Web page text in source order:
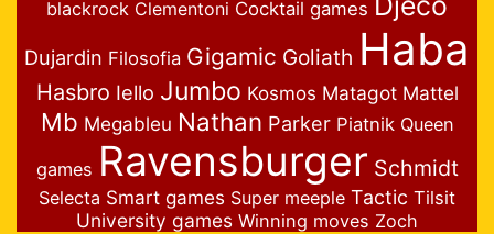
blackrock Clementoni Cocktail games
Dujardin Filosofia Gigamic Goliath Haba
Hasbro Iello Jumbo Kosmos Matagot Mattel
Mb Megableu Nathan Parker Piatnik Queen
games Ravensburger Schmidt
Selecta Smart games Super meeple Tactic Tilsit
University games Winning moves Zoch